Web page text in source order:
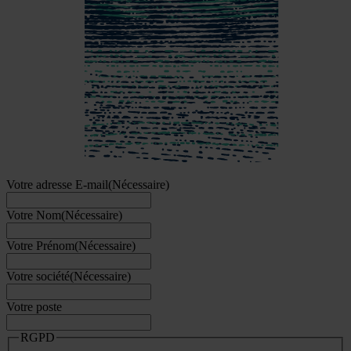
Votre adresse E-mail(Nécessaire)
Votre Nom(Nécessaire)
Votre Prénom(Nécessaire)
Votre société(Nécessaire)
Votre poste
RGPD